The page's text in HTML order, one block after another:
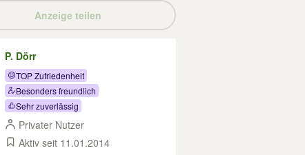
Anzeige teilen
P. Dörr
TOP Zufriedenheit
Besonders freundlich
Sehr zuverlässig
Privater Nutzer
Aktiv seit 11.01.2014